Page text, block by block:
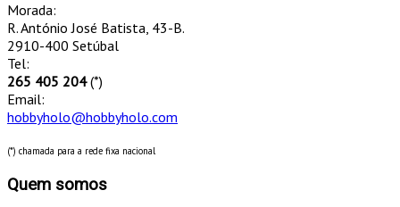
Morada:
R. António José Batista, 43-B.
2910-400 Setúbal
Tel:
265 405 204(*)
Email:
hobbyholo@hobbyholo.com
(*) chamada para a rede fixa nacional
Quem somos